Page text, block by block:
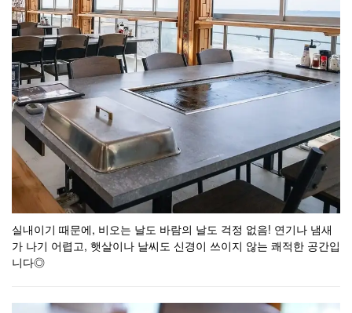
空席確認・予約する
실내이기 때문에, 비오는 날도 바람의 날도 걱정 없음! 연기나 냄새
가 나기 어렵고, 햇살이나 날씨도 신경이 쓰이지 않는 쾌적한 공간입
니다◎